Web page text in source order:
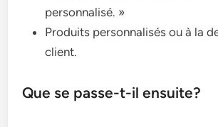
personnalisé. »
Produits personnalisés ou à la
client.
Que se passe-t-il ensuite?